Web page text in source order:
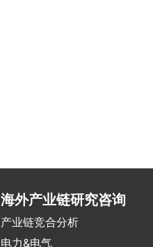
海外产业链研究咨询
产业链竞合分析
电力&电气